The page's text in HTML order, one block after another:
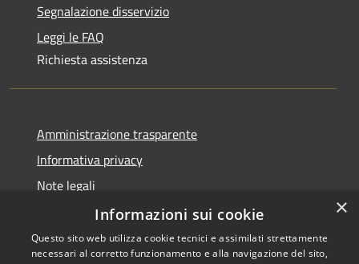
Segnalazione disservizio
Leggi le FAQ
Richiesta assistenza
Amministrazione trasparente
Informativa privacy
Note legali
Dichiarazione di accessibilità
×
Informazioni sui cookie
Questo sito web utilizza cookie tecnici e assimilati strettamente
necessari al corretto funzionamento e alla navigazione del sito,